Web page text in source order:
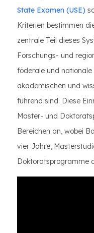
State Examen (USE)
Kriterien bestimmen
zentrale Teil dieses
Forschungs- und
föderale und
akademischen und
führend sind. Diese
Master- und
Bereichen an, wobei
vier Jahre,
Doktoratsprogramme